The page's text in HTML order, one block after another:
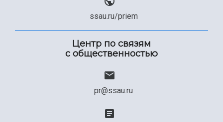
ssau.ru/priem
Центр по связям
с общественностью
pr@ssau.ru